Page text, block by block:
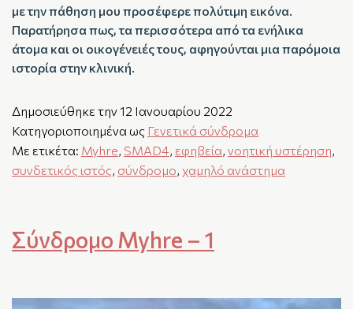
με την πάθηση μου προσέφερε πολύτιμη εικόνα.
Παρατήρησα πως, τα περισσότερα από τα ενήλικα
άτομα και οι οικογένειές τους, αφηγούνται μια παρόμοια
ιστορία στην κλινική.
Δημοσιεύθηκε την 12 Ιανουαρίου 2022
Κατηγοριοποιημένα ως Γενετικά σύνδρομα
Με ετικέτα: Myhre, SMAD4, εφηβεία, νοητική υστέρηση,
συνδετικός ιστός, σύνδρομο, χαμηλό ανάστημα
Σύνδρομο Myhre – 1